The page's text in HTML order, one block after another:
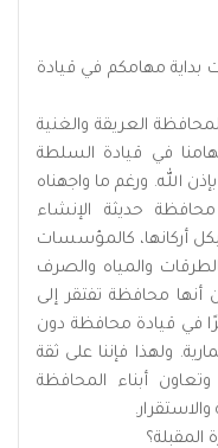
مهامكم في قيادة
العريقة والغنية
في قيادة السلطة
الله. ورغم ما واجهناه
حديثة الإنشاء
أركانها، كالمؤسسات
والمياه والصرف
محافظة تفتقر إلى
في قيادة محافظة دون
ولهذا فإننا على ثقة
أبناء المحافظة